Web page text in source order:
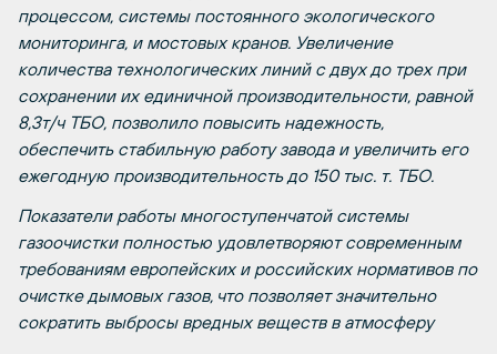
процессом, системы постоянного экологического
мониторинга, и мостовых кранов. Увеличение
количества технологических линий с двух до трех при
сохранении их единичной производительности, равной
8,3т/ч ТБО, позволило повысить надежность,
обеспечить стабильную работу завода и увеличить его
ежегодную производительность до 150 тыс. т. ТБО.
Показатели работы многоступенчатой системы
газоочистки полностью удовлетворяют современным
требованиям европейских и российских нормативов по
очистке дымовых газов, что позволяет значительно
сократить выбросы вредных веществ в атмосферу